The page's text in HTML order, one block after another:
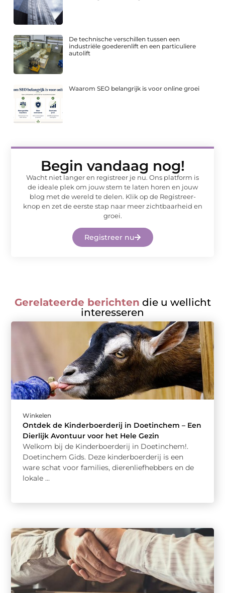
De technische verschillen tussen een
industriële goederenlift en een particuliere
autolift
Waarom SEO belangrijk is voor online groei
Begin vandaag nog!
Wacht niet langer en registreer je nu. Ons platform is
de ideale plek om jouw stem te laten horen en jouw
blog met de wereld te delen. Klik op de Registreer-
knop en zet de eerste stap naar meer zichtbaarheid en
groei.
Registreer nu
Gerelateerde berichten die u wellicht
interesseren
Winkelen
Ontdek de Kinderboerderij in Doetinchem – Een
Dierlijk Avontuur voor het Hele Gezin
Welkom bij de Kinderboerderij in Doetinchem!.
Doetinchem Gids. Deze kinderboerderij is een
ware schat voor families, dierenliefhebbers en de
lokale ...